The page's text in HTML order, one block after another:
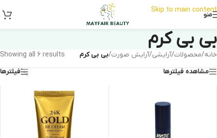
Skip to main content
منو
بی بی کرم
خانه/محصولات/آرایشی/آرایش صورت/بی بی کرم
Showing all 6 results
مشاهده فیلترها
فیلترها